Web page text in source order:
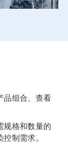
品组合、查看
规格和数量的
制需求。